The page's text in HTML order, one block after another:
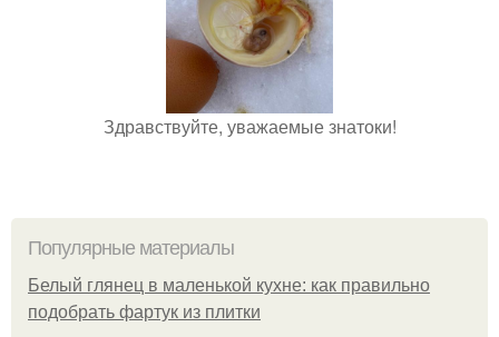
Здравствуйте, уважаемые знатоки!
Популярные материалы
Белый глянец в маленькой кухне: как правильно
подобрать фартук из плитки